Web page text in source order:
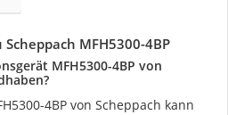
MFH5300-4BP
MFH5300-4BP von
4BP von Scheppach kann